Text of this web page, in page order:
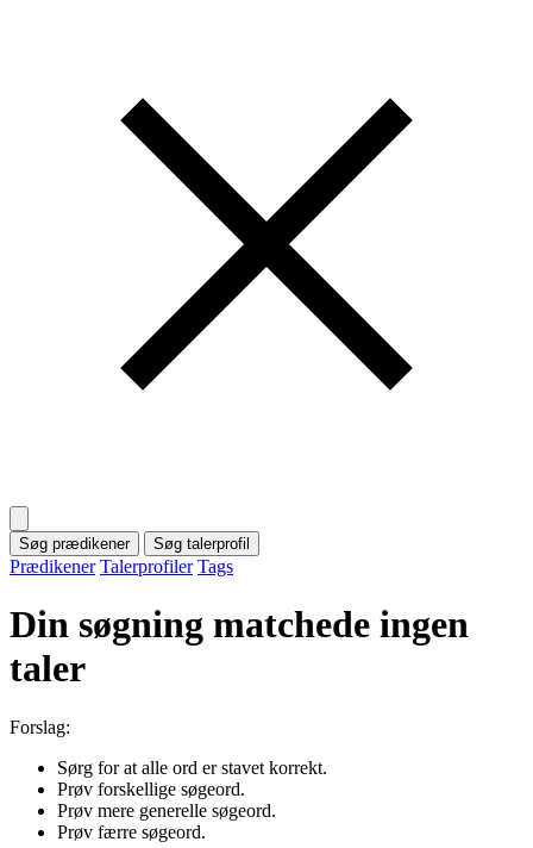
Søg prædikener Søg talerprofil
Prædikener Talerprofiler Tags
Din søgning matchede ingen
taler
Forslag:
Sørg for at alle ord er stavet korrekt.
Prøv forskellige søgeord.
Prøv mere generelle søgeord.
Prøv færre søgeord.